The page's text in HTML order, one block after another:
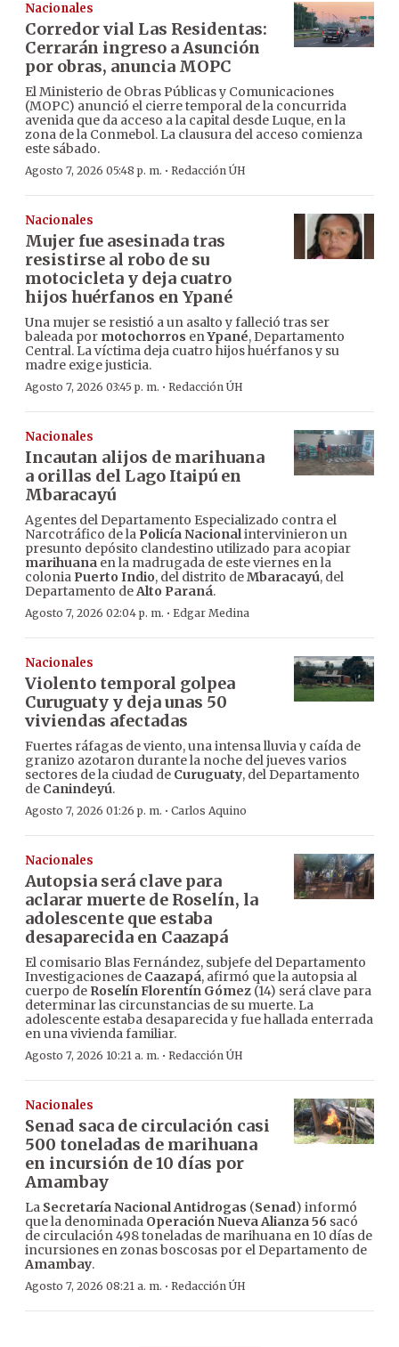
Nacionales
Corredor vial Las Residentas:
Cerrarán ingreso a Asunción
por obras, anuncia MOPC
El Ministerio de Obras Públicas y Comunicaciones
(MOPC) anunció el cierre temporal de la concurrida
avenida que da acceso a la capital desde Luque, en la
zona de la Conmebol. La clausura del acceso comienza
este sábado.
Agosto 7, 2026 05:48 p. m. · Redacción ÚH
Nacionales
Mujer fue asesinada tras
resistirse al robo de su
motocicleta y deja cuatro
hijos huérfanos en Ypané
Una mujer se resistió a un asalto y falleció tras ser
baleada por motochorros enYpané, Departamento
Central. La víctima deja cuatro hijos huérfanos y su
madre exige justicia.
Agosto 7, 2026 03:45 p. m. · Redacción ÚH
Nacionales
Incautan alijos de marihuana
a orillas del Lago Itaipú en
Mbaracayú
Agentes del Departamento Especializado contra el
Narcotráfico de la Policía Nacionalintervinieron un
presunto depósito clandestino utilizado para acopiar
marihuana en la madrugada de este viernes en la
colonia Puerto Indio, del distrito deMbaracayú, del
Departamento deAlto Paraná.
Agosto 7, 2026 02:04 p. m. · Edgar Medina
Nacionales
Violento temporal golpea
Curuguaty y deja unas 50
viviendas afectadas
Fuertes ráfagas de viento, una intensa lluvia y caída de
granizo azotaron durante la noche del jueves varios
sectores de la ciudad de Curuguaty, del Departamento
de Canindeyú.
Agosto 7, 2026 01:26 p. m. · Carlos Aquino
Nacionales
Autopsia será clave para
aclarar muerte de Roselín, la
adolescente que estaba
desaparecida en Caazapá
El comisario Blas Fernández, subjefe del Departamento
Investigaciones de Caazapá, afirmó que la autopsia al
cuerpo de Roselín Florentín Gómez (14) será clave para
determinar las circunstancias de su muerte. La
adolescente estaba desaparecida y fue hallada enterrada
en una vivienda familiar.
Agosto 7, 2026 10:21 a. m. · Redacción ÚH
Nacionales
Senad saca de circulación casi
500 toneladas de marihuana
en incursión de 10 días por
Amambay
La Secretaría Nacional Antidrogas (Senad) informó
que la denominada Operación Nueva Alianza 56 sacó
de circulación 498 toneladas de marihuana en 10 días de
incursiones en zonas boscosas por el Departamento de
Amambay.
Agosto 7, 2026 08:21 a. m. · Redacción ÚH